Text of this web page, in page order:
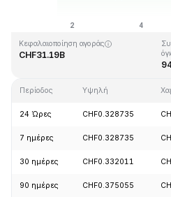
CHF0.431288
Κεφαλαιοποίηση αγοράς
CHF31.19B
Περίοδος Υψηλή
24 Ώρες CHF0.328735
7 ημέρες CHF0.328735
30 ημέρες CHF0.332011
90 ημέρες CHF0.375055